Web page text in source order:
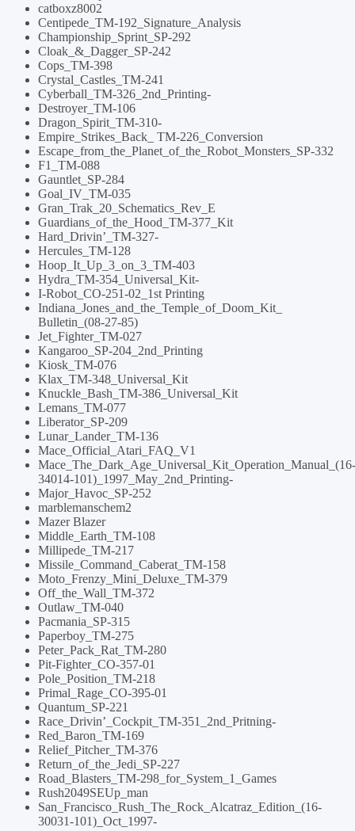
catboxz8002
Centipede_TM-192_Signature_Analysis
Championship_Sprint_SP-292
Cloak_&_Dagger_SP-242
Cops_TM-398
Crystal_Castles_TM-241
Cyberball_TM-326_2nd_Printing-
Destroyer_TM-106
Dragon_Spirit_TM-310-
Empire_Strikes_Back_ TM-226_Conversion
Escape_from_the_Planet_of_the_Robot_Monsters_SP-332
F1_TM-088
Gauntlet_SP-284
Goal_IV_TM-035
Gran_Trak_20_Schematics_Rev_E
Guardians_of_the_Hood_TM-377_Kit
Hard_Drivin’_TM-327-
Hercules_TM-128
Hoop_It_Up_3_on_3_TM-403
Hydra_TM-354_Universal_Kit-
I-Robot_CO-251-02_1st Printing
Indiana_Jones_and_the_Temple_of_Doom_Kit_
Bulletin_(08-27-85)
Jet_Fighter_TM-027
Kangaroo_SP-204_2nd_Printing
Kiosk_TM-076
Klax_TM-348_Universal_Kit
Knuckle_Bash_TM-386_Universal_Kit
Lemans_TM-077
Liberator_SP-209
Lunar_Lander_TM-136
Mace_Official_Atari_FAQ_V1
Mace_The_Dark_Age_Universal_Kit_Operation_Manual_(16-
34014-101)_1997_May_2nd_Printing-
Major_Havoc_SP-252
marblemanschem2
Mazer Blazer
Middle_Earth_TM-108
Millipede_TM-217
Missile_Command_Caberat_TM-158
Moto_Frenzy_Mini_Deluxe_TM-379
Off_the_Wall_TM-372
Outlaw_TM-040
Pacmania_SP-315
Paperboy_TM-275
Peter_Pack_Rat_TM-280
Pit-Fighter_CO-357-01
Pole_Position_TM-218
Primal_Rage_CO-395-01
Quantum_SP-221
Race_Drivin’_Cockpit_TM-351_2nd_Pritning-
Red_Baron_TM-169
Relief_Pitcher_TM-376
Return_of_the_Jedi_SP-227
Road_Blasters_TM-298_for_System_1_Games
Rush2049SEUp_man
San_Francisco_Rush_The_Rock_Alcatraz_Edition_(16-
30031-101)_Oct_1997-